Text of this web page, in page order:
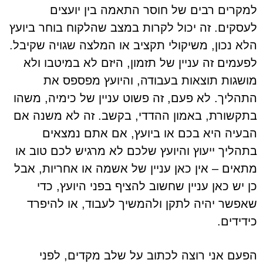
למקרים רבים של חוסר התאמה בין יועצים
לעסקים. זה יכול לקרות במצב שהלקוח בוחר ביועץ
הלא נכון, משיקולי תקציב או המלצה שגויה שקיבל.
לפעמים זה עניין של תזמון, היזם לא במיטבו ולא
מושגות תוצאות בעבודה, והיועץ מפספס את
התהליך. לא פעם, זה פשוט עניין של כימיה, משהו
בתקשורת, באמון ההדדי, בקשב. זה לא משנה אם
הבעיה היא בכם או ביועץ, אם אתם נמצאים
בתהליך ייעוץ והיועץ שלכם לא מרגיש לכם טוב או
מתאים – אין כאן עניין של אשמה או אחריות, אבל
כן יש כאן עניין שחשוב להציף בפני היועץ, כדי
שאפשר יהיה לתקן ולהמשיך לעבוד, או להיפרד
כידידים.
הפעם אני רוצה לכתוב על שלב מקדים, לפני